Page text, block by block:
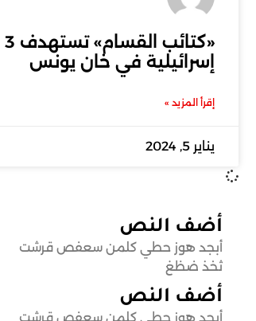
إسرائيلية في خان يونس
إقرأ المزيد »
يناير 5, 2024
أضف النص
أبجد هوز حطي كلمن سعفص قرشت
ثخذ ضظغ
أضف النص
أبجد هوز حطي كلمن سعفص قرشت